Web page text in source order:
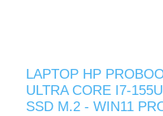
LAPTOP HP
ULTRA CORE I7-
SSD M.2 - WIN11